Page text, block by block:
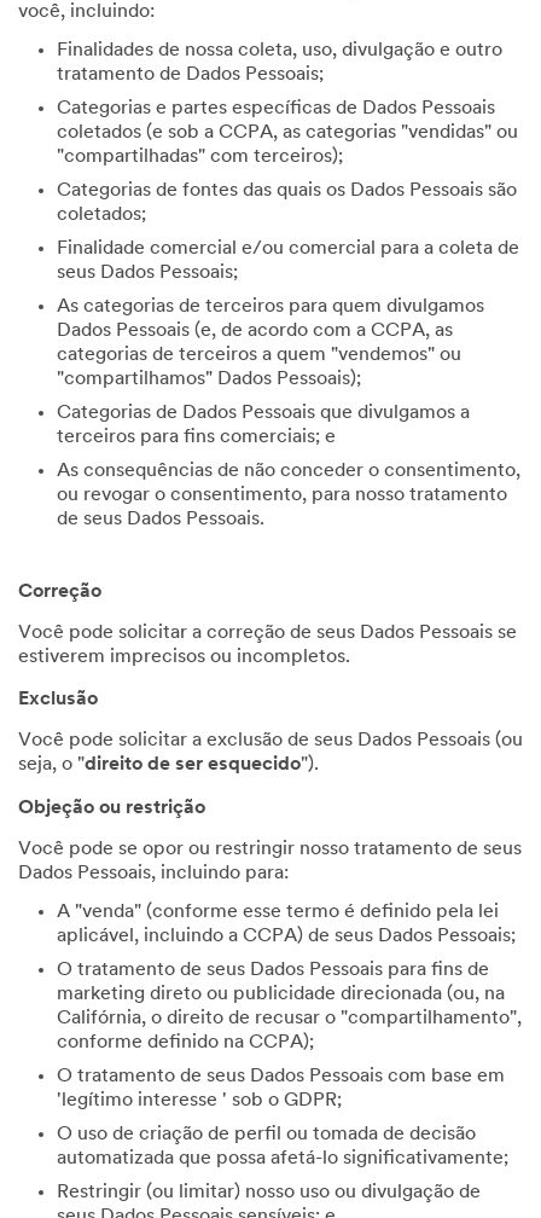
você, incluindo:
Finalidades de nossa coleta, uso, divulgação e outro
tratamento de Dados Pessoais;
Categorias e partes específicas de Dados Pessoais
coletados (e sob a CCPA, as categorias "vendidas" ou
"compartilhadas" com terceiros);
Categorias de fontes das quais os Dados Pessoais são
coletados;
Finalidade comercial e/ou comercial para a coleta de
seus Dados Pessoais;
As categorias de terceiros para quem divulgamos
Dados Pessoais (e, de acordo com a CCPA, as
categorias de terceiros a quem "vendemos" ou
"compartilhamos" Dados Pessoais);
Categorias de Dados Pessoais que divulgamos a
terceiros para fins comerciais; e
As consequências de não conceder o consentimento,
ou revogar o consentimento, para nosso tratamento
de seus Dados Pessoais.
Correção
Você pode solicitar a correção de seus Dados Pessoais se
estiverem imprecisos ou incompletos.
Exclusão
Você pode solicitar a exclusão de seus Dados Pessoais (ou
seja, o "direito de ser esquecido").
Objeção ou restrição
Você pode se opor ou restringir nosso tratamento de seus
Dados Pessoais, incluindo para:
A "venda" (conforme esse termo é definido pela lei
aplicável, incluindo a CCPA) de seus Dados Pessoais;
O tratamento de seus Dados Pessoais para fins de
marketing direto ou publicidade direcionada (ou, na
Califórnia, o direito de recusar o "compartilhamento",
conforme definido na CCPA);
O tratamento de seus Dados Pessoais com base em
'legítimo interesse ' sob o GDPR;
O uso de criação de perfil ou tomada de decisão
automatizada que possa afetá-lo significativamente;
Restringir (ou limitar) nosso uso ou divulgação de